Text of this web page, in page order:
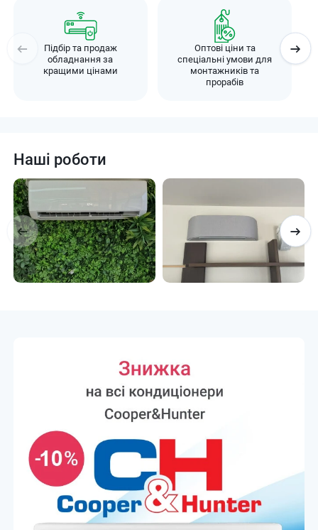
Підбір та продаж
обладнання за
кращими цінами
Оптові ціни та
спеціальні умови для
монтажників та
прорабів
Наші роботи